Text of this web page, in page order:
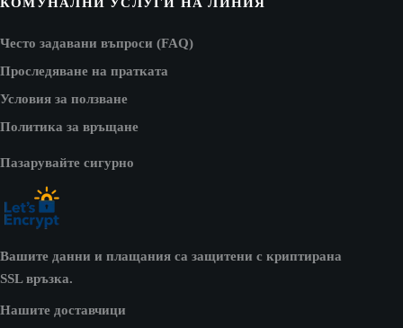
Често задавани въпроси (FAQ)
Проследяване на пратката
Условия за ползване
Политика за връщане
Пазарувайте сигурно
Вашите данни и плащания са защитени с криптирана
SSL връзка.
Нашите доставчици